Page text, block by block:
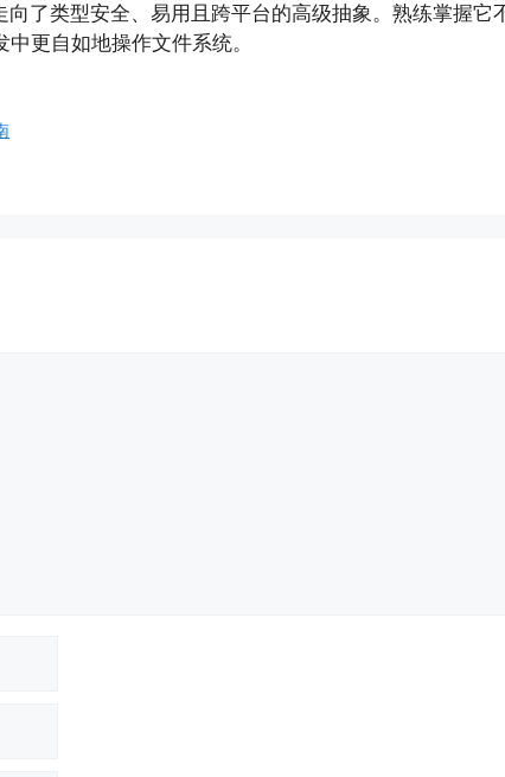
了类型安全、易用且跨平台的高级抽象。熟练掌握
更自如地操作文件系统。